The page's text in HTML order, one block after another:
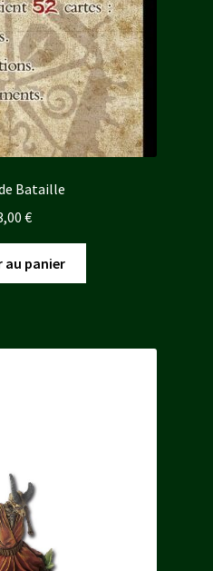
Bataille
€
au panier